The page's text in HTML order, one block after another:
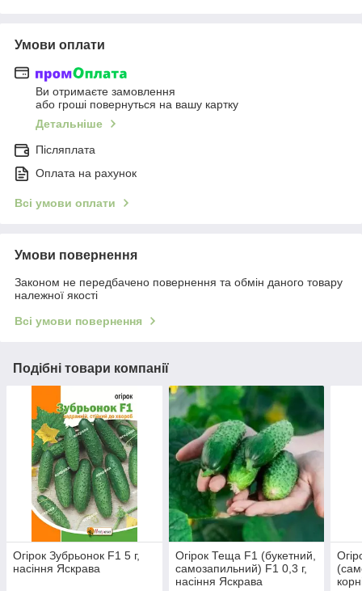
Умови оплати
Ви отримаєте замовлення
або гроші повернуться на вашу картку
Детальніше
Післяплата
Оплата на рахунок
Всі умови оплати
Умови повернення
Законом не передбачено повернення та обмін даного товару
належної якості
Всі умови повернення
Подібні товари компанії
Огірок Зубрьонок F1 5 г,
насіння Яскрава
Огірок Теща F1 (букетний,
самозапильний) F1 0,3 г,
насіння Яскрава